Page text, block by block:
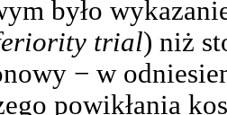
było
trial) niż
− w
powikłania